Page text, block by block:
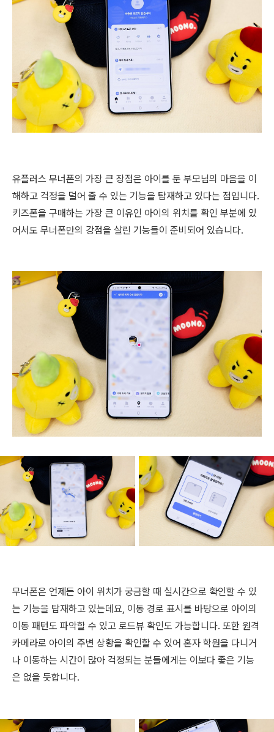
유플러스 무너폰의 가장 큰 장점은 아이를 둔 부모님의 마음을 이
해하고 걱정을 덜어 줄 수 있는 기능을 탑재하고 있다는 점입니다.
키즈폰을 구매하는 가장 큰 이유인 아이의 위치를 확인 부분에 있
어서도 무너폰만의 강점을 살린 기능들이 준비되어 있습니다.
무너폰은 언제든 아이 위치가 궁금할 때 실시간으로 확인할 수 있
는 기능을 탑재하고 있는데요, 이동 경로 표시를 바탕으로 아이의
이동 패턴도 파악할 수 있고 로드뷰 확인도 가능합니다. 또한 원격
카메라로 아이의 주변 상황을 확인할 수 있어 혼자 학원을 다니거
나 이동하는 시간이 많아 걱정되는 분들에게는 이보다 좋은 기능
은 없을 듯합니다.